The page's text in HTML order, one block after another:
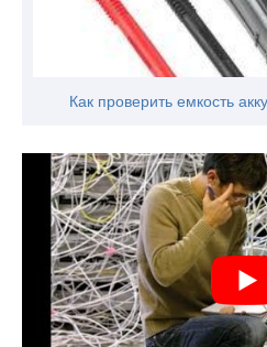
Как проверить емкость